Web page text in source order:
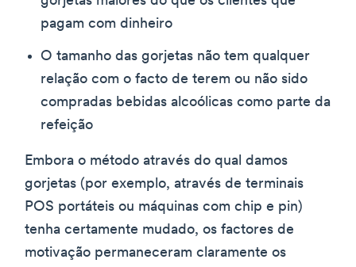
pagam com dinheiro
O tamanho das gorjetas não tem qualquer
relação com o facto de terem ou não sido
compradas bebidas alcoólicas como parte da
refeição
Embora o método através do qual damos
gorjetas (por exemplo, através de terminais
POS portáteis ou máquinas com chip e pin)
tenha certamente mudado, os factores de
motivação permaneceram claramente os